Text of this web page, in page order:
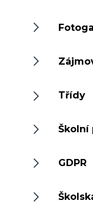
Třídy
Školní
GDPR